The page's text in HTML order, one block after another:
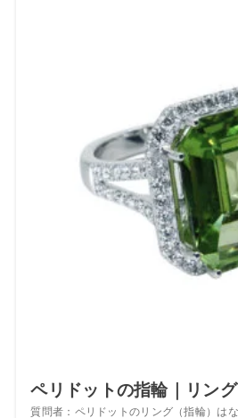
ペリドットの指輪｜リング
質問者：ペリドットのリング（指輪）は